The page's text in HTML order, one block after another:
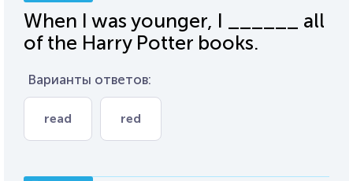
When I was younger, I ______ all
of the Harry Potter books.
Варианты ответов:
read red